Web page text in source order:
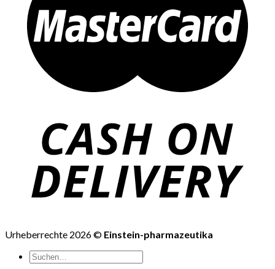
Urheberrechte 2026 © Einstein-pharmazeutika
Suchen